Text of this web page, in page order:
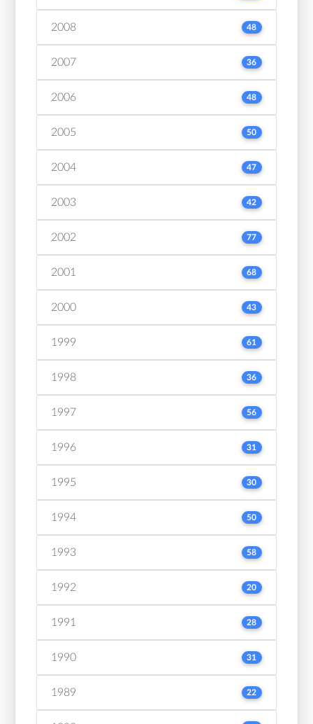
2008 48
2007 36
2006 48
2005 50
2004 47
2003 42
2002 77
2001 68
2000 43
1999 61
1998 36
1997 56
1996 31
1995 30
1994 50
1993 58
1992 20
1991 28
1990 31
1989 22